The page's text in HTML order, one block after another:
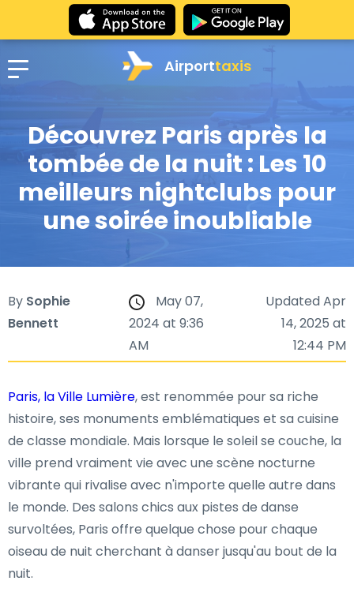
Airporttaxis
Découvrez Paris après la
tombée de la nuit : Les 10
meilleurs nightclubs pour
une soirée inoubliable
By Sophie
Bennett
May 07,
2024 at 9:36
AM
Updated Apr
14, 2025 at
12:44 PM
Paris, la Ville Lumière, est renommée pour sa riche
histoire, ses monuments emblématiques et sa cuisine
de classe mondiale. Mais lorsque le soleil se couche, la
ville prend vraiment vie avec une scène nocturne
vibrante qui rivalise avec n'importe quelle autre dans
le monde. Des salons chics aux pistes de danse
survoltées, Paris offre quelque chose pour chaque
oiseau de nuit cherchant à danser jusqu'au bout de la
nuit.